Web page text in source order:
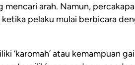
mencari arah. Namun,
pelaku mulai berbicara
‘karomah’ atau kemampuan